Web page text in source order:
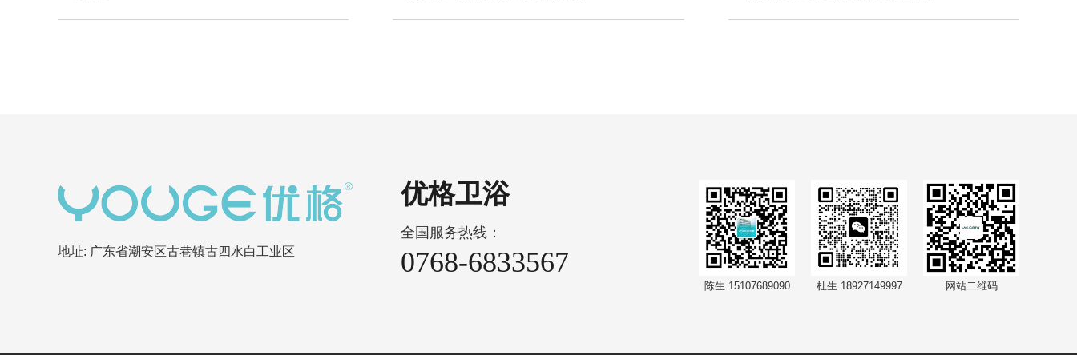
地址: 广东省潮安区古巷镇古四水白工业区
优格卫浴
全国服务热线：
0768-6833567
网站二维码
杜生 18927149997
陈生 15107689090